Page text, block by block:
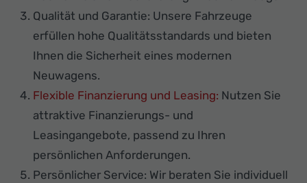
Qualität und Garantie: Unsere Fahrzeuge
erfüllen hohe Qualitätsstandards und bieten
Ihnen die Sicherheit eines modernen
Neuwagens.
Flexible Finanzierung und Leasing: Nutzen Sie
attraktive Finanzierungs- und
Leasingangebote, passend zu Ihren
persönlichen Anforderungen.
Persönlicher Service: Wir beraten Sie individuell